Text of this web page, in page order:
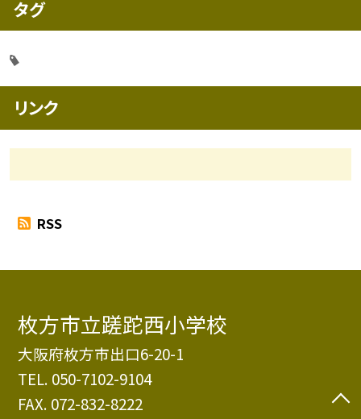
タグ
リンク
RSS
枚方市立蹉跎西小学校
大阪府枚方市出口6-20-1
TEL. 050-7102-9104
FAX. 072-832-8222